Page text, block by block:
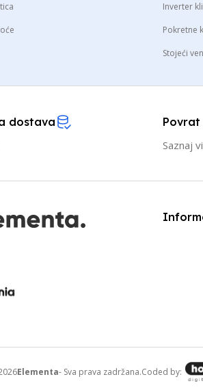
Inverter
Pokretne
Stojeći
dostava
Saznaj
Elementa- Sva prava zadržana.Coded by: